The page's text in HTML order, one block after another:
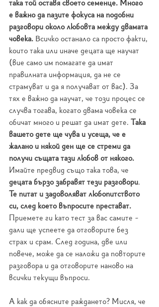
така той оставя своето семенце. Много
е важно да пазите фокуса на подобни
разговори около любовта между двамата
човека. Всичко останало са просто факти,
които така или иначе децата ще научат
(вие само им помагате да имат
правилната информация, да не се
страмуват и да я получават от вас). За
тях е важно да научат, че този процес се
случва тогава, когато двама човека се
обичат много и решат да имат дете. Така
вашето дете ще чува и усеща, че е
жалано и някой ден ще се стреми да
получи същата тази любов от някого.
Имайте предвид също така това, че
децата бързо забравят тези разговори.
Те питат и задоволяват любопитството
си, след което въпросите престават.
Приемете ги като тест за вас самите -
дали ще успеете да отговорите без
страх и срам. След година, две или
повече, може да се наложи да повторите
разговора и да отговорите наново на
всички текущи въпроси.
А как да обясните раждането? Мисля, че